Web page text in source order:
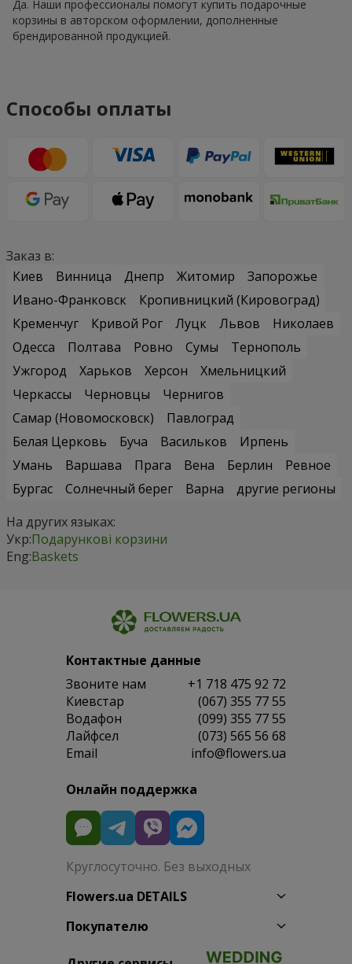
Да. Наши профессионалы помогут купить подарочные
корзины в авторском оформлении, дополненные
брендированной продукцией.
Способы оплаты
Заказ в:
Киев
Винница Днепр Житомир
Запорожье
Ивано-Франковск
Кропивницкий (Кировоград)
Кременчуг
Кривой Рог Луцк Львов
Николаев
Одесса
Полтава Ровно Сумы
Тернополь
Ужгород
Харьков Херсон
Хмельницкий
Черкассы
Черновцы
Чернигов
Самар (Новомосковск)
Павлоград
Белая Церковь
Буча Васильков
Ирпень
Умань
Варшава Прага Вена Берлин
Ревное
Бургас
Солнечный берег Варна
другие регионы
На других языках:
Укр:Подарункові корзини
Eng:Baskets
Контактные данные
Звоните нам
+1 718 475 92 72
Киевстар
(067) 355 77 55
Водафон
(099) 355 77 55
Лайфсел
(073) 565 56 68
Email
info@flowers.ua
Онлайн поддержка
Круглосуточно. Без выходных
Flowers.ua DETAILS
Покупателю